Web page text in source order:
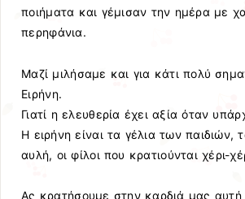
ποιήματα και γέμισαν την ημέρα με
περηφάνια.
Μαζί μιλήσαμε και για κάτι πολύ
Ειρήνη.
Γιατί η ελευθερία έχει αξία όταν
Η ειρήνη είναι τα γέλια των παιδιών,
αυλή, οι φίλοι που κρατιούνται χέρι-
Ας κρατήσουμε στην καρδιά μας αυτή